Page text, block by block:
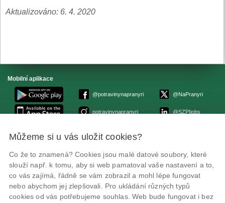
Aktualizováno: 6. 4. 2020
Mobilní aplikace
@potravinynapranyri
potravinynapranyri
@NaPranyri
@SZPIjobs
© Státní zemědělská a potravinářská inspekce 2026.
ID datové schránky: avraiqg
IČO: 75014149, DIČ: CZ75014149
Prohlášení o přístupnosti|Zásady ochrany soukromí
Můžeme si u vás uložit cookies?
Co že to znamená? Cookies jsou malé datové soubory, které
slouží např. k tomu, aby si web pamatoval vaše nastavení a to,
co vás zajímá, řádně se vám zobrazil a mohl lépe fungovat
nebo abychom jej zlepšovali. Pro ukládání různých typů
cookies od vás potřebujeme souhlas. Web bude fungovat i bez